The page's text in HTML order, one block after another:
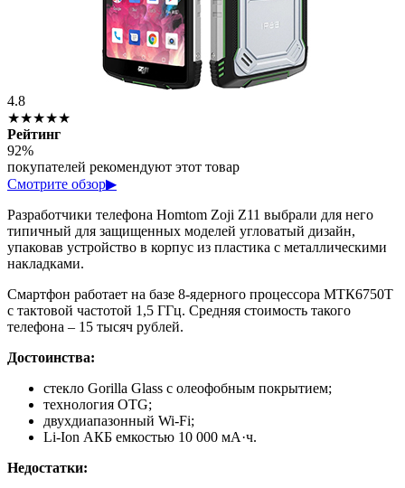
4.8
★★★★★
Рейтинг
92%
покупателей рекомендуют этот товар
Смотрите обзор▶
Разработчики телефона Homtom Zoji Z11 выбрали для него
типичный для защищенных моделей угловатый дизайн,
упаковав устройство в корпус из пластика с металлическими
накладками.
Смартфон работает на базе 8-ядерного процессора МТК6750Т
с тактовой частотой 1,5 ГГц. Средняя стоимость такого
телефона – 15 тысяч рублей.
Достоинства:
стекло Gorilla Glass с олеофобным покрытием;
технология OTG;
двухдиапазонный Wi-Fi;
Li-Ion АКБ емкостью 10 000 мА·ч.
Недостатки: